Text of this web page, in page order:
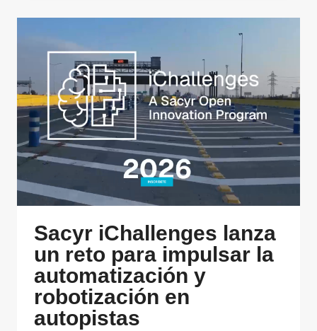
INNOVACIÓN:
DESPUÉS
DE
LA
INNOVACIÓN
ABIERTA
Y
EL
VENTURE
CLIENT
Sacyr iChallenges lanza
un reto para impulsar la
automatización y
robotización en
autopistas